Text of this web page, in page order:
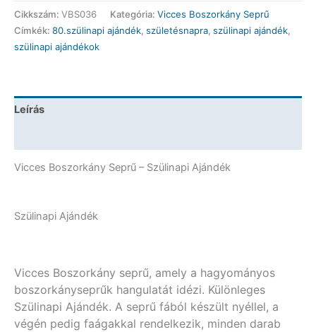
Cikkszám: VBS036 Kategória: Vicces Boszorkány Seprű
Címkék: 80.szülinapi ajándék, születésnapra, szülinapi ajándék,
szülinapi ajándékok
Leírás
Vicces Boszorkány Seprű – Szülinapi Ajándék
Szülinapi Ajándék
Vicces Boszorkány seprű, amely a hagyományos
boszorkányseprűk hangulatát idézi. Különleges
Szülinapi Ajándék. A seprű fából készült nyéllel, a
végén pedig faágakkal rendelkezik, minden darab